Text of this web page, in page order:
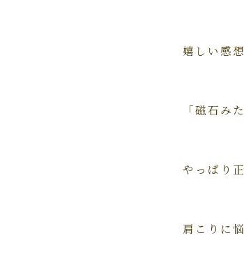
嬉しい感
「磁石み
やっぱり
肩こりに